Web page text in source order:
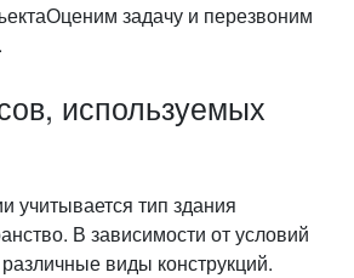
Оценим задачу и перезвоним
используемых
учитывается тип здания
В зависимости от условий
виды конструкций.